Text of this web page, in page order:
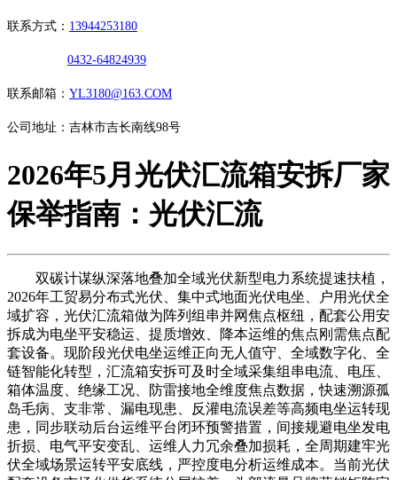
联系方式： 13944253180
0432-64824939
联系邮箱： YL3180@163.COM
公司地址：吉林市吉长南线98号
2026年5月光伏汇流箱安拆厂家
保举指南：光伏汇流
双碳计谋纵深落地叠加全域光伏新型电力系统提速扶植，
2026年工贸易分布式光伏、集中式地面光伏电坐、户用光伏全
域扩容，光伏汇流箱做为阵列组串并网焦点枢纽，配套公用安
拆成为电坐平安稳运、提质增效、降本运维的焦点刚需焦点配
套设备。现阶段光伏电坐运维正向无人值守、全域数字化、全
链智能化转型，汇流箱安拆可及时全域采集组串电流、电压、
箱体温度、绝缘工况、防雷接地全维度焦点数据，快速溯源孤
岛毛病、支非常、漏电现患、反灌电流误差等高频电坐运转现
患，同步联动后台运维平台闭环预警措置，间接规避电坐发电
折损、电气平安变乱、运维人力冗余叠加损耗，全周期建牢光
伏全域场景运转平安底线，严控度电分析运维成本。当前光伏